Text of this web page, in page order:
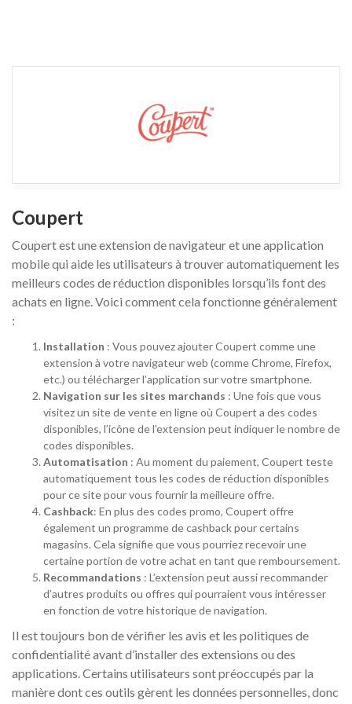
Coupert
Coupert est une extension de navigateur et une application
mobile qui aide les utilisateurs à trouver automatiquement les
meilleurs codes de réduction disponibles lorsqu’ils font des
achats en ligne. Voici comment cela fonctionne généralement
:
Installation : Vous pouvez ajouter Coupert comme une
extension à votre navigateur web (comme Chrome, Firefox,
etc.) ou télécharger l’application sur votre smartphone.
Navigation sur les sites marchands : Une fois que vous
visitez un site de vente en ligne où Coupert a des codes
disponibles, l’icône de l’extension peut indiquer le nombre de
codes disponibles.
Automatisation : Au moment du paiement, Coupert teste
automatiquement tous les codes de réduction disponibles
pour ce site pour vous fournir la meilleure offre.
Cashback: En plus des codes promo, Coupert offre
également un programme de cashback pour certains
magasins. Cela signifie que vous pourriez recevoir une
certaine portion de votre achat en tant que remboursement.
Recommandations : L’extension peut aussi recommander
d’autres produits ou offres qui pourraient vous intéresser
en fonction de votre historique de navigation.
Il est toujours bon de vérifier les avis et les politiques de
confidentialité avant d’installer des extensions ou des
applications. Certains utilisateurs sont préoccupés par la
manière dont ces outils gèrent les données personnelles, donc